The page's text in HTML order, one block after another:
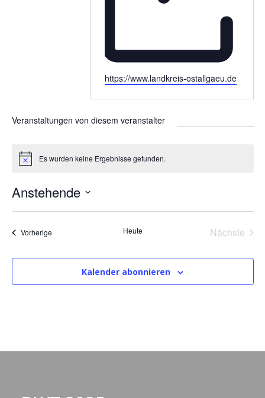
W
s
t
https://www.landkreis-ostallgaeu.de
Veranstaltungen von diesem veranstalter
H
w
e
i
Es wurden keine Ergebnisse gefunden.
Anstehende
t
m
ä
.
VorherigeVeranstaltungen Heute
Nächste
Kalender abonnieren